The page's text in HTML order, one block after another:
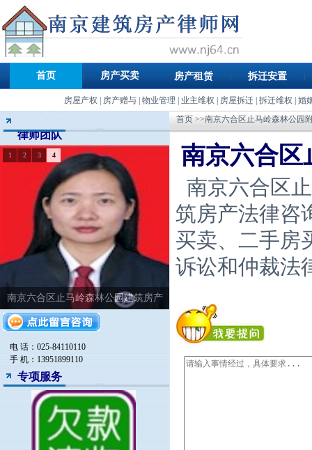
首页 房产买卖 房产租赁 拆迁安置
房屋产权 房产赠与| 物业管理 业主维权 房屋拆迁| 拆迁维权 婚
律师团队
南京六合区止马岭森林公园建筑房产
律师
1 2 3 4
电 话：025-84110110
手 机：13951899110
专项服务
首页 >>南京六合区止马岭森林公园
南京六合区
南京六合区
筑房产法律咨
买卖、二手房
诉讼和仲裁法